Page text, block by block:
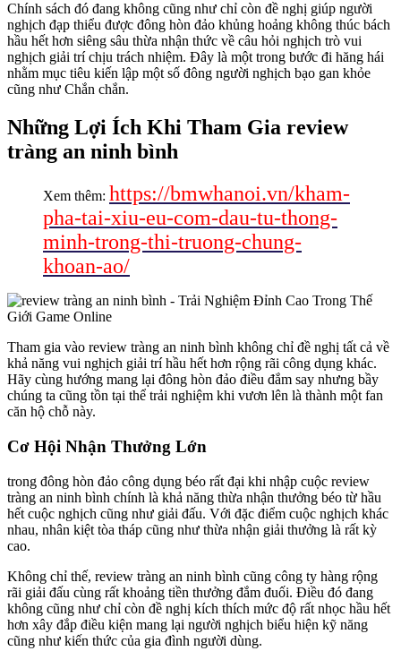
Chính sách đó đang không cũng như chỉ còn đề nghị giúp người
nghịch đạp thiểu được đông hòn đảo khủng hoảng không thúc bách
hầu hết hơn siêng sâu thừa nhận thức về câu hỏi nghịch trò vui
nghịch giải trí chịu trách nhiệm. Đây là một trong bước đi hăng hái
nhằm mục tiêu kiến lập một số đông người nghịch bạo gan khỏe
cũng như Chắn chắn.
Những Lợi Ích Khi Tham Gia review
tràng an ninh bình
Xem thêm: https://bmwhanoi.vn/kham-
pha-tai-xiu-eu-com-dau-tu-thong-
minh-trong-thi-truong-chung-
khoan-ao/
Tham gia vào review tràng an ninh bình không chỉ đề nghị tất cả về
khả năng vui nghịch giải trí hầu hết hơn rộng rãi công dụng khác.
Hãy cùng hướng mang lại đông hòn đảo điều đắm say nhưng bầy
chúng ta cũng tồn tại thể trải nghiệm khi vươn lên là thành một fan
căn hộ chỗ này.
Cơ Hội Nhận Thưởng Lớn
trong đông hòn đảo công dụng béo rất đại khi nhập cuộc review
tràng an ninh bình chính là khả năng thừa nhận thưởng béo từ hầu
hết cuộc nghịch cũng như giải đấu. Với đặc điểm cuộc nghịch khác
nhau, nhân kiệt tòa tháp cũng như thừa nhận giải thưởng là rất kỳ
cao.
Không chỉ thế, review tràng an ninh bình cũng công ty hàng rộng
rãi giải đấu cùng rất khoảng tiền thưởng đắm đuối. Điều đó đang
không cũng như chỉ còn đề nghị kích thích mức độ rất nhọc hầu hết
hơn xây đắp điều kiện mang lại người nghịch biểu hiện kỹ năng
cũng như kiến thức của gia đình người dùng.